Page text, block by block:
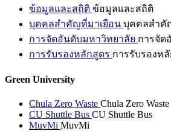
ข้อมูลและสถิติ ข้อมูลและสถิติ
บุคคลสำคัญที่มาเยือน บุคคลสำคั
การจัดอันดับมหาวิทยาลัย การจัด
การรับรองหลักสูตร การรับรองห
Green University
Chula Zero Waste Chula Zero Waste
CU Shuttle Bus CU Shuttle Bus
MuvMi MuvMi